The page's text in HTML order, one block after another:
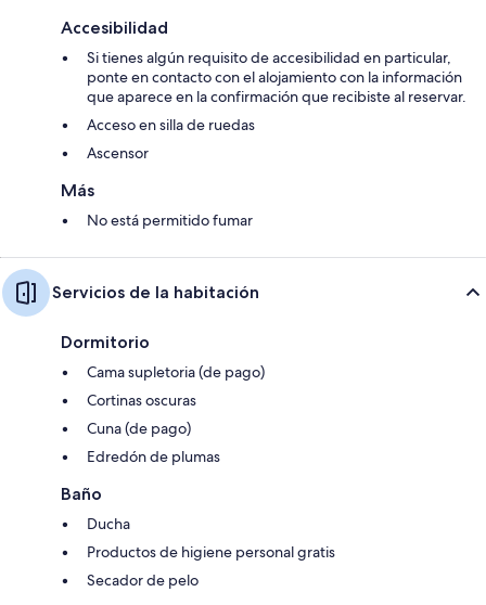
Accesibilidad
Si tienes algún requisito de accesibilidad en particular,
ponte en contacto con el alojamiento con la información
que aparece en la confirmación que recibiste al reservar.
Acceso en silla de ruedas
Ascensor
Más
No está permitido fumar
Servicios de la habitación
Dormitorio
Cama supletoria (de pago)
Cortinas oscuras
Cuna (de pago)
Edredón de plumas
Baño
Ducha
Productos de higiene personal gratis
Secador de pelo